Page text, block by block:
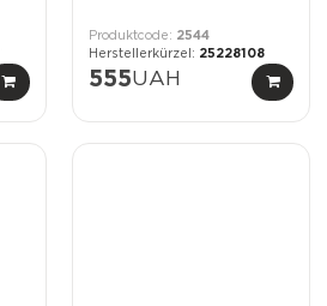
2544
25228108
555UAH